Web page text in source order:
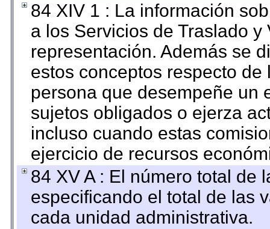
84 XIV 1 : La información
a los Servicios de Traslado
representación. Además se
estos conceptos respecto
persona que desempeñe un
sujetos obligados o ejerza
incluso cuando estas
ejercicio de recursos
84 XV A : El número total de
especificando el total de las
cada unidad administrativa.